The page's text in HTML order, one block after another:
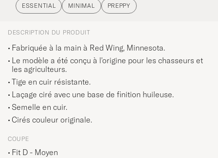
ESSENTIAL MINIMAL PREPPY
DESCRIPTION DU PRODUIT
Fabriquée à la main à Red Wing, Minnesota.
Le modèle a été conçu à l'origine pour les chasseurs et
les agriculteurs.
Tige en cuir résistante.
Laçage ciré avec une base de finition huileuse.
Semelle en cuir.
Cirés couleur originale.
COUPE
Fit D - Moyen